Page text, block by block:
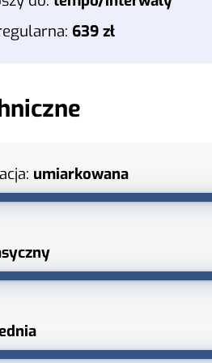
639 zł
umiarkowana